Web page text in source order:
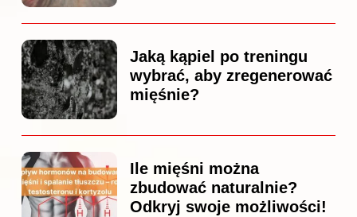
Jaką kąpiel po treningu
wybrać, aby zregenerować
mięśnie?
Ile mięśni można
zbudować naturalnie?
Odkryj swoje możliwości!